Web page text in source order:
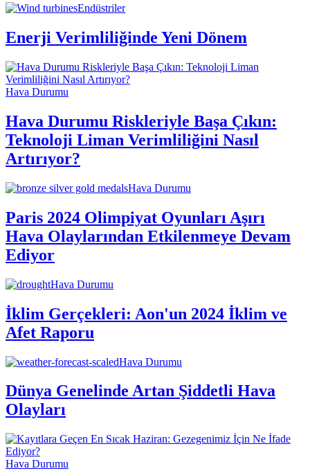
Endüstriler
Enerji Verimliliğinde Yeni Dönem
Hava Durumu
Hava Durumu Riskleriyle Başa Çıkın:
Teknoloji Liman Verimliliğini Nasıl
Artırıyor?
Hava Durumu
Paris 2024 Olimpiyat Oyunları Aşırı
Hava Olaylarından Etkilenmeye Devam
Ediyor
Hava Durumu
İklim Gerçekleri: Aon'un 2024 İklim ve
Afet Raporu
Hava Durumu
Dünya Genelinde Artan Şiddetli Hava
Olayları
Hava Durumu